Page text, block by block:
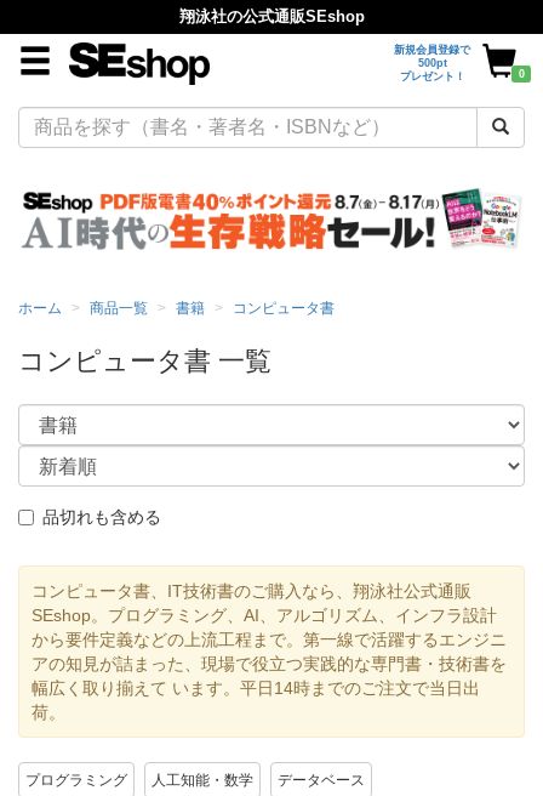
翔泳社の公式通販SEshop
新規会員登録で
500pt
プレゼント！
0
ホーム 商品一覧 書籍 コンピュータ書
コンピュータ書 一覧
品切れも含める
コンピュータ書、IT技術書のご購入なら、翔泳社公式通販
SEshop。プログラミング、AI、アルゴリズム、インフラ設計
から要件定義などの上流工程まで。第一線で活躍するエンジニ
アの知見が詰まった、現場で役立つ実践的な専門書・技術書を
幅広く取り揃えて います。平日14時までのご注文で当日出
荷。
プログラミング 人工知能・数学 データベース